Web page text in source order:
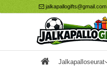
jalkapallogifts@gmail.com
Jalkapalloseurat